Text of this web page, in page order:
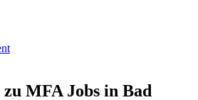
MFA Jobs in Bad